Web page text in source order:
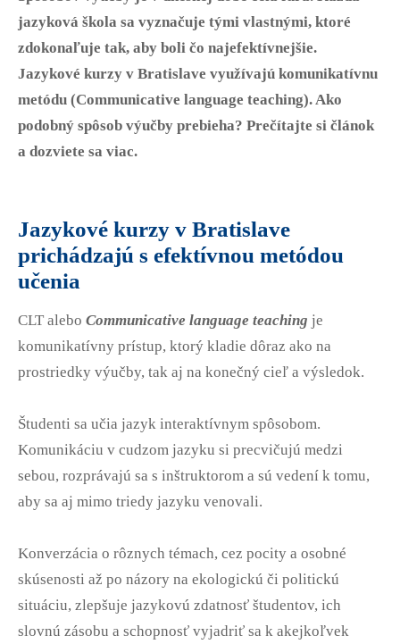
B1 Preliminary
B2 First
C1 Advanced
C2 Proficiency
Prípravné centrá
Prihláška na Start Right
Partnerské školy
Angličtina na SŠ
Pre učiteľov
CELTA kurz v Bratislave
Erasmus+ kurzy
O nás
Kontakt
jazyková škola sa vyznačuje tými vlastnými, ktoré
zdokonaľuje tak, aby boli čo najefektívnejšie.
Jazykové kurzy v Bratislave využívajú komunikatívnu
metódu (Communicative language teaching). Ako
podobný spôsob výučby prebieha? Prečítajte si článok
a dozviete sa viac.
Jazykové kurzy v Bratislave
prichádzajú s efektívnou metódou
učenia
CLT alebo Communicative language teaching je
komunikatívny prístup, ktorý kladie dôraz ako na
prostriedky výučby, tak aj na konečný cieľ a výsledok.
Študenti sa učia jazyk interaktívnym spôsobom.
Komunikáciu v cudzom jazyku si precvičujú medzi
sebou, rozprávajú sa s inštruktorom a sú vedení k tomu,
aby sa aj mimo triedy jazyku venovali.
Konverzácia o rôznych témach, cez pocity a osobné
skúsenosti až po názory na ekologickú či politickú
situáciu, zlepšuje jazykovú zdatnosť študentov, ich
slovnú zásobu a schopnosť vyjadriť sa k akejkoľvek